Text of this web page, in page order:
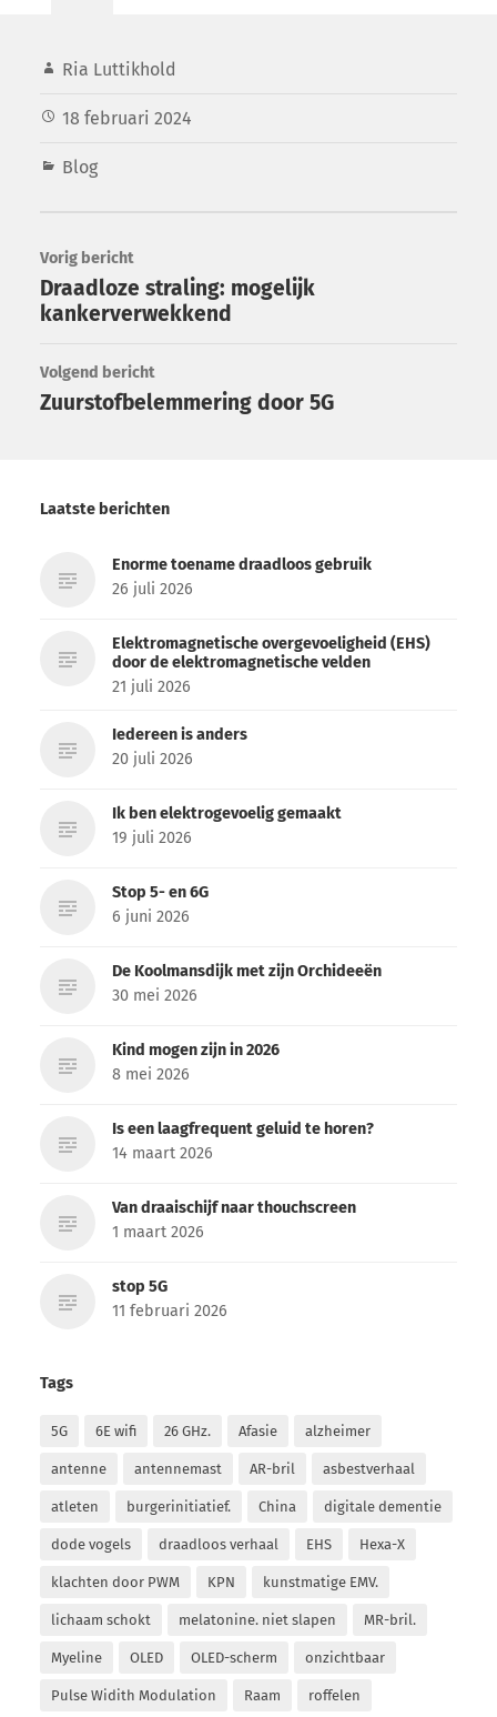
Ria Luttikhold
18 februari 2024
Blog
Vorig bericht
Draadloze straling: mogelijk
kankerverwekkend
Volgend bericht
Zuurstofbelemmering door 5G
Laatste berichten
Enorme toename draadloos gebruik
26 juli 2026
Elektromagnetische overgevoeligheid (EHS)
door de elektromagnetische velden
21 juli 2026
Iedereen is anders
20 juli 2026
Ik ben elektrogevoelig gemaakt
19 juli 2026
Stop 5- en 6G
6 juni 2026
De Koolmansdijk met zijn Orchideeën
30 mei 2026
Kind mogen zijn in 2026
8 mei 2026
Is een laagfrequent geluid te horen?
14 maart 2026
Van draaischijf naar thouchscreen
1 maart 2026
stop 5G
11 februari 2026
Tags
5G 6E wifi 26 GHz. Afasie alzheimer
antenne antennemast AR-bril asbestverhaal
atleten burgerinitiatief. China digitale dementie
dode vogels draadloos verhaal EHS Hexa-X
klachten door PWM KPN kunstmatige EMV.
lichaam schokt melatonine. niet slapen MR-bril.
Myeline OLED OLED-scherm onzichtbaar
Pulse Widith Modulation Raam roffelen